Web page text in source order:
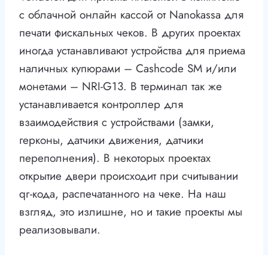
с облачной онлайн кассой от Nanokassa для
печати фискальных чеков. В других проектах
иногда устанавливают устройства для приема
наличных купюрами – Cashcode SM и/или
монетами – NRI-G13. В терминал так же
устанавливается контроллер для
взаимодействия с устройствами (замки,
герконы, датчики движения, датчики
переполнения). В некоторых проектах
открытие двери происходит при считывании
qr-кода, распечатанного на чеке. На наш
взгляд, это излишне, но и такие проекты мы
реализовывали.